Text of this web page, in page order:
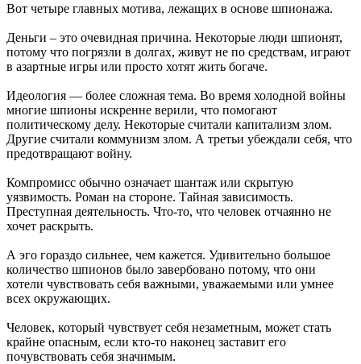
Вот четыре главных мотива, лежащих в основе шпионажа.
Деньги – это очевидная причина. Некоторые люди шпионят,
потому что погрязли в долгах, живут не по средствам, играют
в азартные игры или просто хотят жить богаче.
Идеология — более сложная тема. Во время холодной войны
многие шпионы искренне верили, что помогают
политическому делу. Некоторые считали капитализм злом.
Другие считали коммунизм злом. А третьи убеждали себя, что
предотвращают войну.
Компромисс обычно означает шантаж или скрытую
уязвимость. Роман на стороне. Тайная зависимость.
Преступная деятельность. Что-то, что человек отчаянно не
хочет раскрыть.
А эго гораздо сильнее, чем кажется. Удивительно большое
количество шпионов было завербовано потому, что они
хотели чувствовать себя важными, уважаемыми или умнее
всех окружающих.
Человек, который чувствует себя незаметным, может стать
крайне опасным, если кто-то наконец заставит его
почувствовать себя значимым.